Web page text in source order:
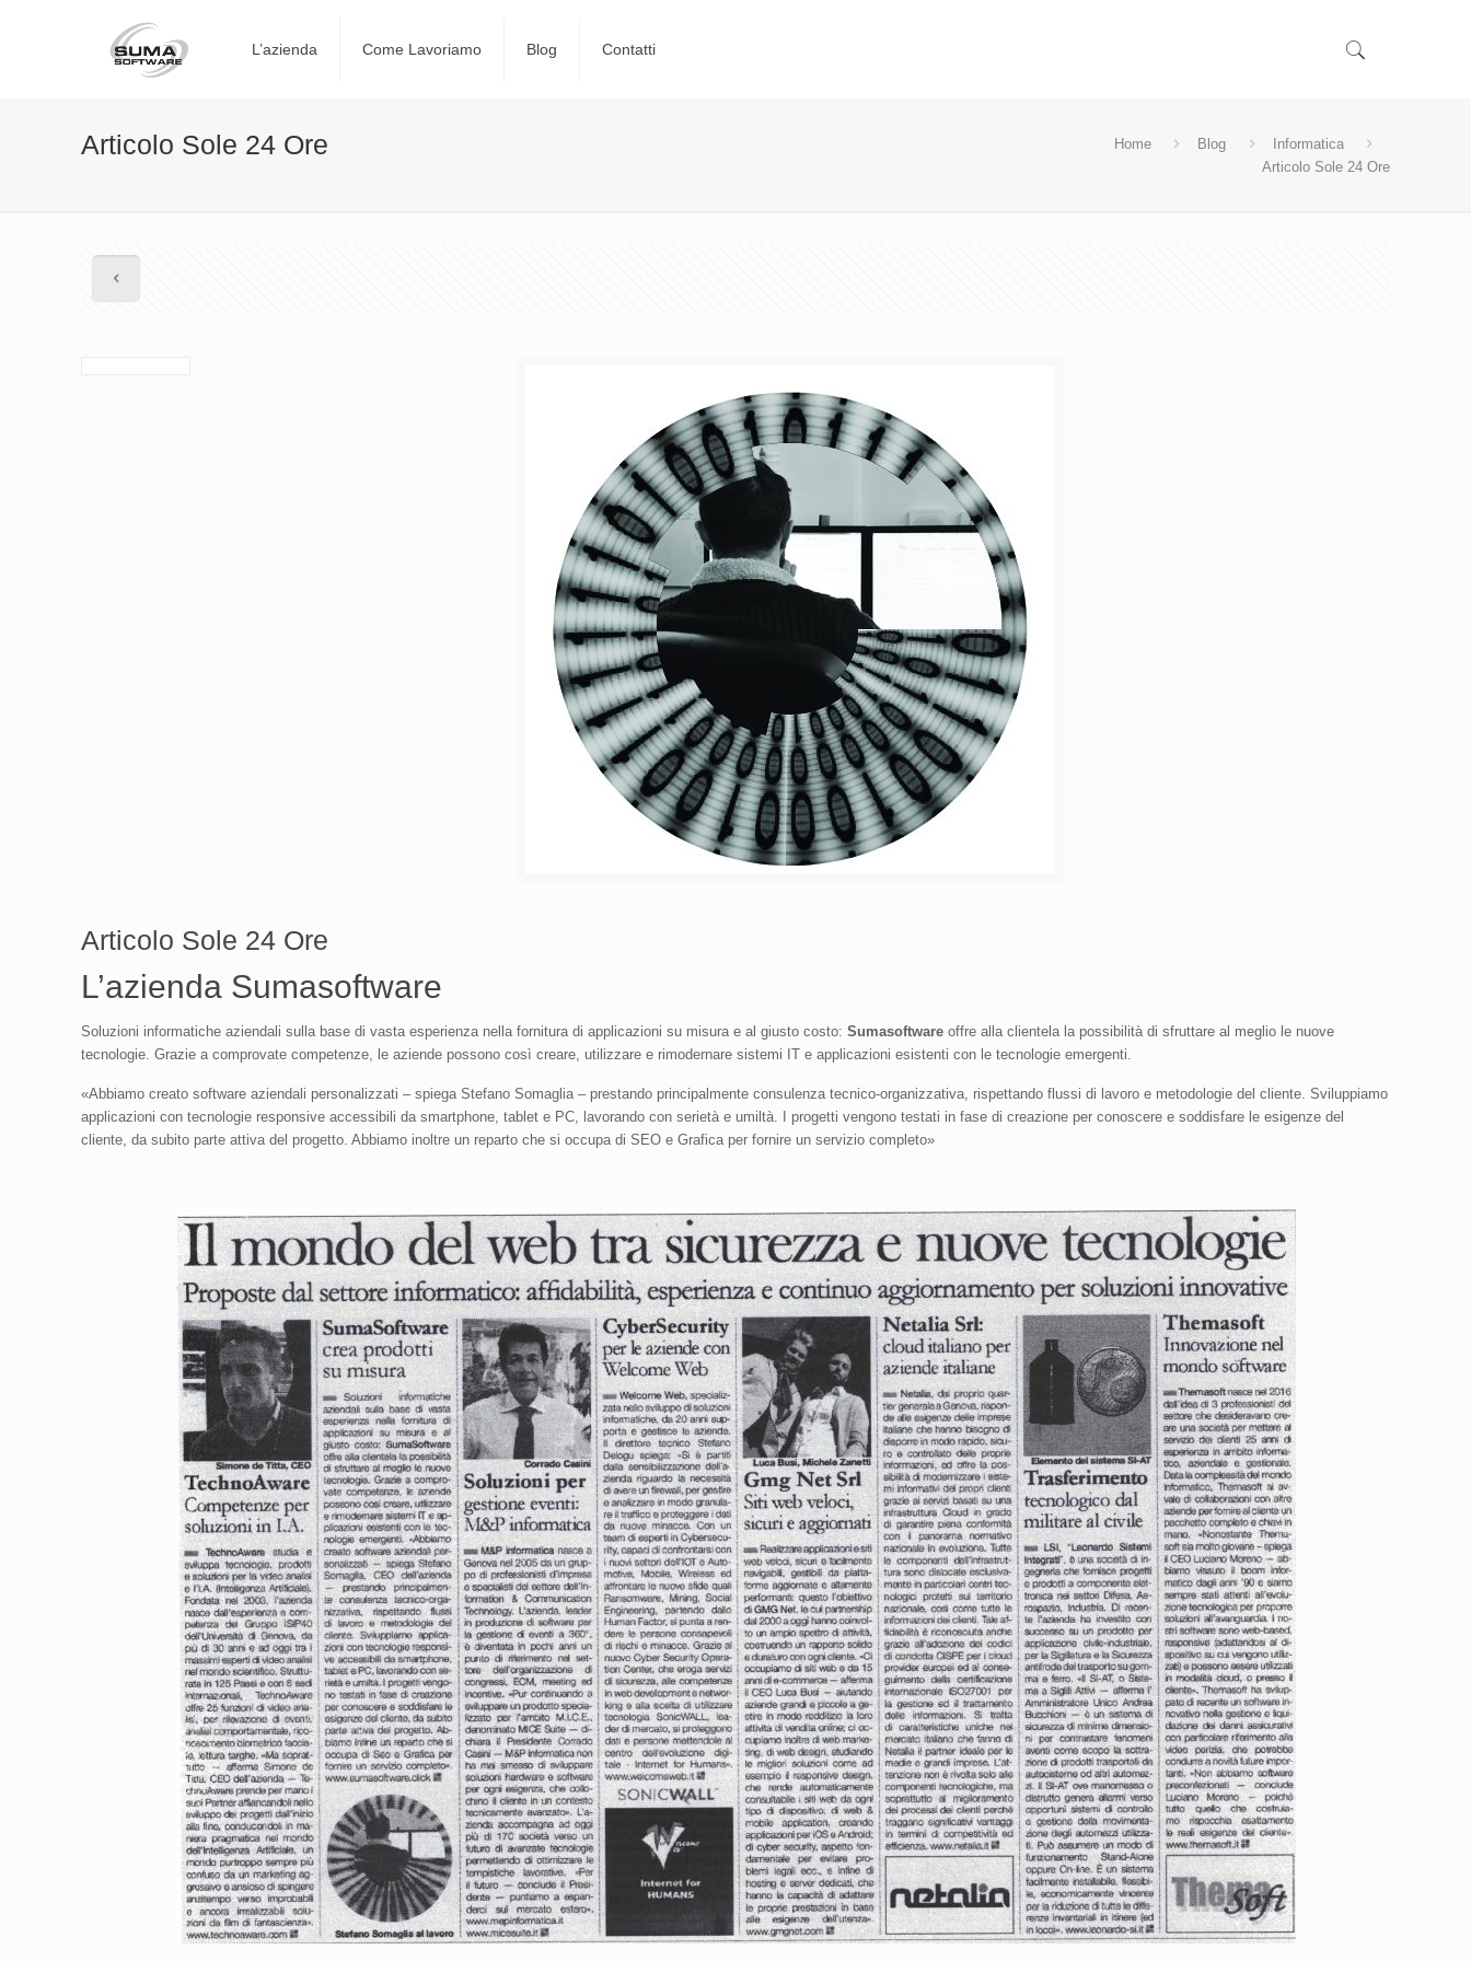
L’azienda Come Lavoriamo Blog Contatti
Articolo Sole 24 Ore Home Blog
Informatica
Articolo Sole 24 Ore
Articolo Sole 24 Ore
L’azienda Sumasoftware
Soluzioni informatiche aziendali sulla base di vasta esperienza nella fornitura di applicazioni su misura e al giusto costo:Sumasoftwareoffre alla clientela la possibilità di sfruttare al meglio le nuove
tecnologie. Grazie a comprovate competenze, le aziende possono così creare, utilizzare e rimodernare sistemi IT e applicazioni esistenti con le tecnologie emergenti.
«Abbiamo creato software aziendali personalizzati – spiega Stefano Somaglia – prestando principalmente consulenza tecnico-organizzativa, rispettando flussi di lavoro e metodologie del cliente. Sviluppiamo
applicazioni con tecnologie responsive accessibili da smartphone, tablet e PC, lavorando con serietà e umiltà. I progetti vengono testati in fase di creazione per conoscere e soddisfare le esigenze del
cliente, da subito parte attiva del progetto. Abbiamo inoltre un reparto che si occupa di SEO e Grafica per fornire un servizio completo»